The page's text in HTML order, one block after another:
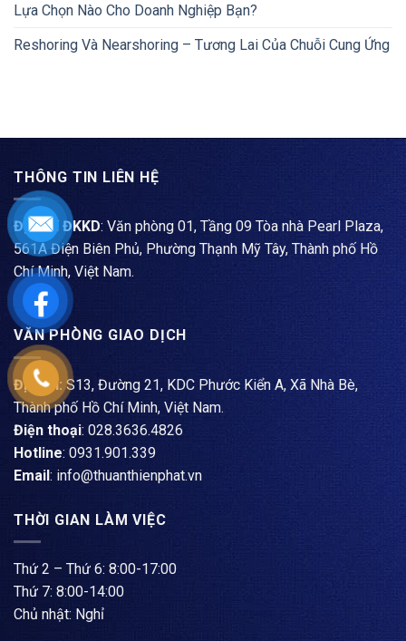
Lựa Chọn Nào Cho Doanh Nghiệp Bạn?
Reshoring Và Nearshoring – Tương Lai Của Chuỗi Cung Ứng
THÔNG TIN LIÊN HỆ
Địa chỉ ĐKKD: Văn phòng 01, Tầng 09 Tòa nhà Pearl Plaza,
561A Điện Biên Phủ, Phường Thạnh Mỹ Tây, Thành phố Hồ
Chí Minh, Việt Nam.
VĂN PHÒNG GIAO DỊCH
Địa chỉ: S13, Đường 21, KDC Phước Kiển A, Xã Nhà Bè,
Thành phố Hồ Chí Minh, Việt Nam.
Điện thoại: ​028.3636.4826
Hotline: 0931.901.339
Email: info@thuanthienphat.vn
THỜI GIAN LÀM VIỆC
Thứ 2 – Thứ 6: 8:00-17:00
Thứ 7: 8:00-14:00
Chủ nhật: Nghỉ